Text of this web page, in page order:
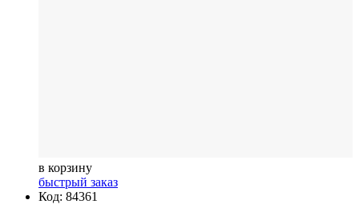
в корзину
быстрый заказ
Код: 84361